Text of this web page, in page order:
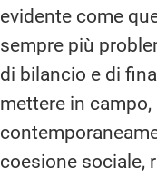
evidente come
sempre più
di bilancio e di
mettere in
coesione sociale,